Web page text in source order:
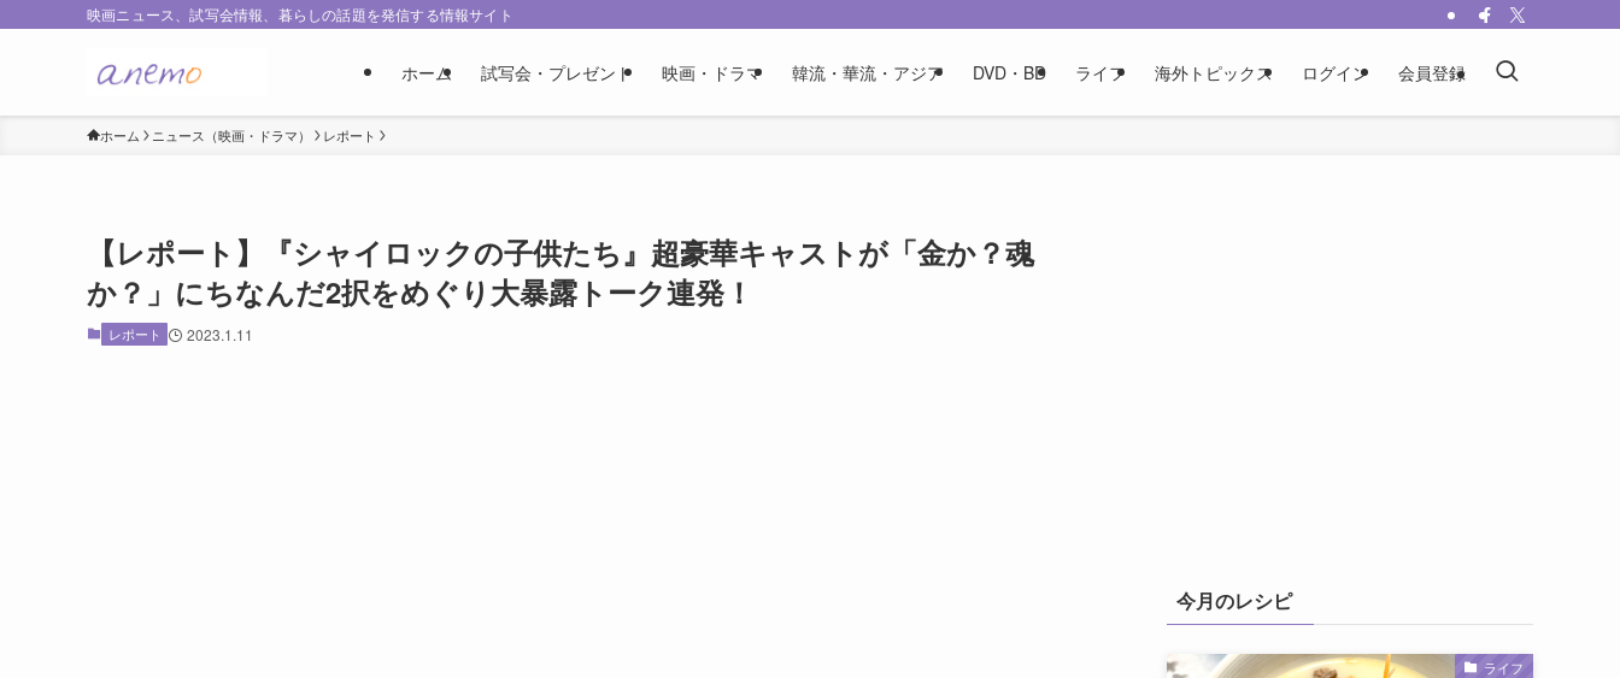
映画ニュース、試写会情報、暮らしの話題を発信する情報サイト
ホーム 試写会・プレゼント 映画・ドラマ 韓流・華流・アジア DVD・BD ライフ 海外トピックス ログイン 会員登録
ホーム ニュース（映画・ドラマ） レポート
【レポート】『シャイロックの子供たち』超豪華キャストが「金か？魂
か？」にちなんだ2択をめぐり大暴露トーク連発！
レポート 2023.1.11
今月のレシピ
ライフ